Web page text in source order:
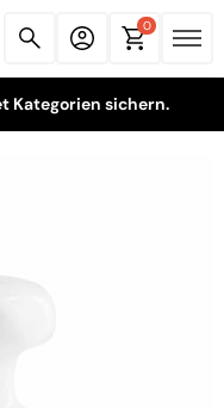
0
Kategorien sichern.